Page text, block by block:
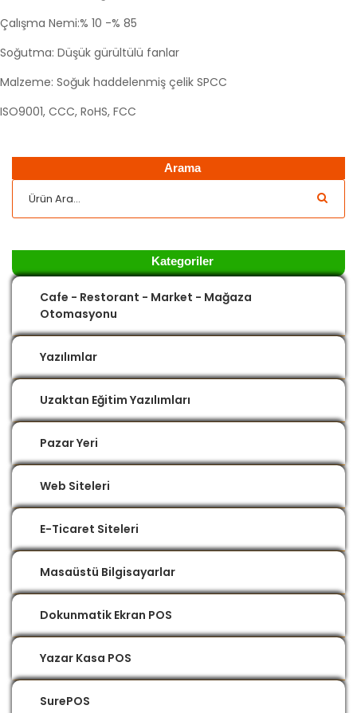
Çalışma Nemi:% 10 -% 85
Soğutma: Düşük gürültülü fanlar
Malzeme: Soğuk haddelenmiş çelik SPCC
ISO9001, CCC, RoHS, FCC
Arama
Kategoriler
Cafe - Restorant - Market - Mağaza
Otomasyonu
Yazılımlar
Uzaktan Eğitim Yazılımları
Pazar Yeri
Web Siteleri
E-Ticaret Siteleri
Masaüstü Bilgisayarlar
Dokunmatik Ekran POS
Yazar Kasa POS
SurePOS